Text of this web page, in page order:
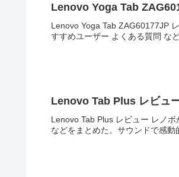
Lenovo Yoga Tab
Lenovo Yoga Tab ZAG60177JP
すすめユーザー よくある質問 な
Lenovo Tab Plus レビュ
Lenovo Tab Plus レビュー レノ
などをまとめた。サウンドで感動